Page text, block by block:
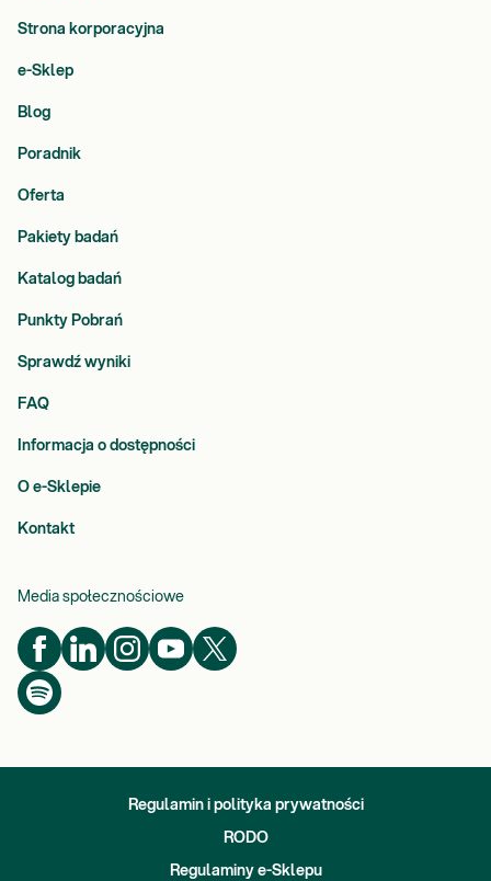
Strona korporacyjna
e-Sklep
Blog
Poradnik
Oferta
Pakiety badań
Katalog badań
Punkty Pobrań
Sprawdź wyniki
FAQ
Informacja o dostępności
O e-Sklepie
Kontakt
Media społecznościowe
Regulamin i polityka prywatności
RODO
Regulaminy e-Sklepu